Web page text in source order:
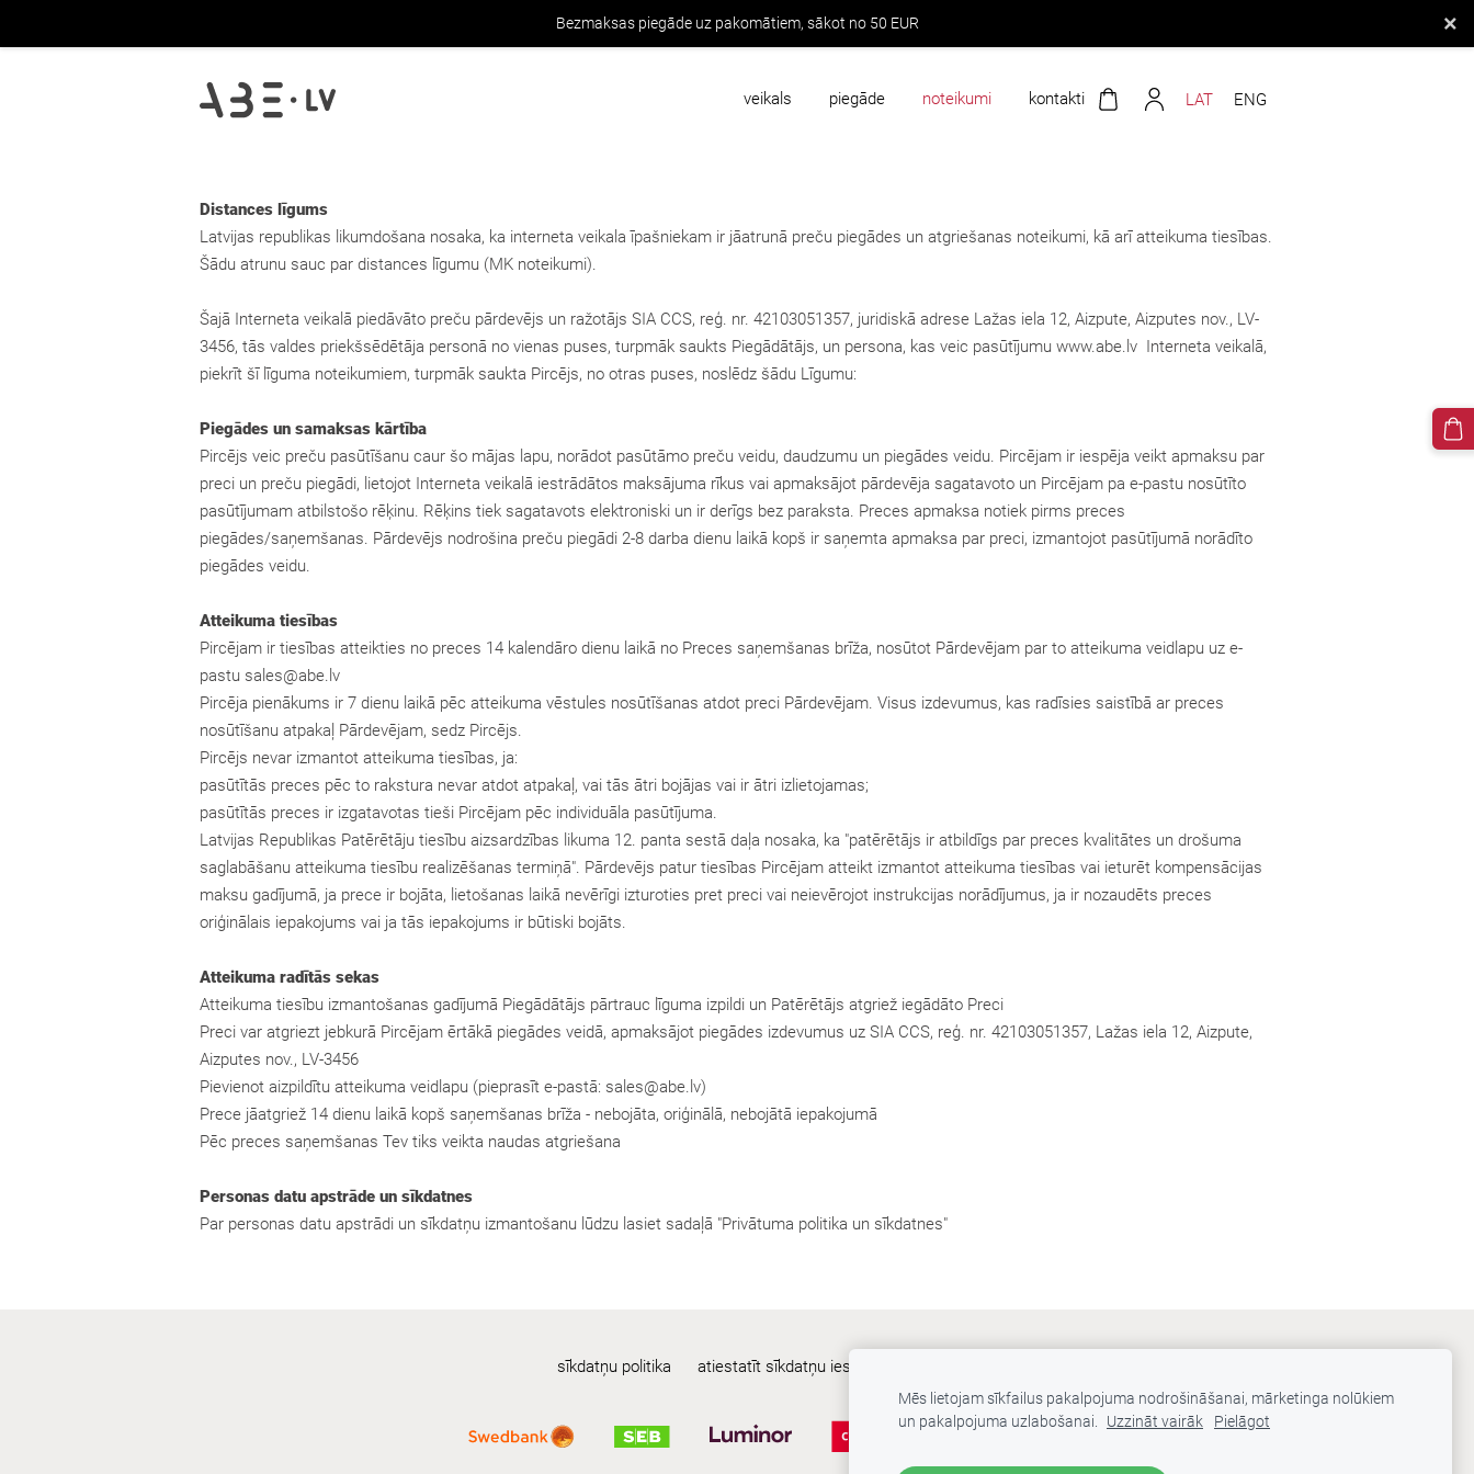
Bezmaksas piegāde uz pakomātiem, sākot no 50 EUR ×
veikals piegāde noteikumi kontakti LAT ENG
Distances līgums
Latvijas republikas likumdošana nosaka, ka interneta veikala īpašniekam ir jāatrunā preču piegādes un atgriešanas noteikumi, kā arī atteikuma tiesības.
Šādu atrunu sauc par distances līgumu (MK noteikumi).
Šajā Interneta veikalā piedāvāto preču pārdevējs un ražotājs SIA CCS, reģ. nr. 42103051357, juridiskā adrese Lažas iela 12, Aizpute, Aizputes nov., LV-
3456, tās valdes priekšsēdētāja personā no vienas puses, turpmāk saukts Piegādātājs, un persona, kas veic pasūtījumu www.abe.lv Interneta veikalā,
piekrīt šī līguma noteikumiem, turpmāk saukta Pircējs, no otras puses, noslēdz šādu Līgumu:
Piegādes un samaksas kārtība
Pircējs veic preču pasūtīšanu caur šo mājas lapu, norādot pasūtāmo preču veidu, daudzumu un piegādes veidu. Pircējam ir iespēja veikt apmaksu par
preci un preču piegādi, lietojot Interneta veikalā iestrādātos maksājuma rīkus vai apmaksājot pārdevēja sagatavoto un Pircējam pa e-pastu nosūtīto
pasūtījumam atbilstošo rēķinu. Rēķins tiek sagatavots elektroniski un ir derīgs bez paraksta. Preces apmaksa notiek pirms preces
piegādes/saņemšanas. Pārdevējs nodrošina preču piegādi 2-8 darba dienu laikā kopš ir saņemta apmaksa par preci, izmantojot pasūtījumā norādīto
piegādes veidu.
Atteikuma tiesības
Pircējam ir tiesības atteikties no preces 14 kalendāro dienu laikā no Preces saņemšanas brīža, nosūtot Pārdevējam par to atteikuma veidlapu uz e-
pastu sales@abe.lv
Pircēja pienākums ir 7 dienu laikā pēc atteikuma vēstules nosūtīšanas atdot preci Pārdevējam. Visus izdevumus, kas radīsies saistībā ar preces
nosūtīšanu atpakaļ Pārdevējam, sedz Pircējs.
Pircējs nevar izmantot atteikuma tiesības, ja:
pasūtītās preces pēc to rakstura nevar atdot atpakaļ, vai tās ātri bojājas vai ir ātri izlietojamas;
pasūtītās preces ir izgatavotas tieši Pircējam pēc individuāla pasūtījuma.
Latvijas Republikas Patērētāju tiesību aizsardzības likuma 12. panta sestā daļa nosaka, ka "patērētājs ir atbildīgs par preces kvalitātes un drošuma
saglabāšanu atteikuma tiesību realizēšanas termiņā". Pārdevējs patur tiesības Pircējam atteikt izmantot atteikuma tiesības vai ieturēt kompensācijas
maksu gadījumā, ja prece ir bojāta, lietošanas laikā nevērīgi izturoties pret preci vai neievērojot instrukcijas norādījumus, ja ir nozaudēts preces
oriģinālais iepakojums vai ja tās iepakojums ir būtiski bojāts.
Atteikuma radītās sekas
Atteikuma tiesību izmantošanas gadījumā Piegādātājs pārtrauc līguma izpildi un Patērētājs atgriež iegādāto Preci
Preci var atgriezt jebkurā Pircējam ērtākā piegādes veidā, apmaksājot piegādes izdevumus uz SIA CCS, reģ. nr. 42103051357, Lažas iela 12, Aizpute,
Aizputes nov., LV-3456
Pievienot aizpildītu atteikuma veidlapu (pieprasīt e-pastā: sales@abe.lv)
Prece jāatgriež 14 dienu laikā kopš saņemšanas brīža - nebojāta, oriģinālā, nebojātā iepakojumā
Pēc preces saņemšanas Tev tiks veikta naudas atgriešana
Personas datu apstrāde un sīkdatnes
Par personas datu apstrādi un sīkdatņu izmantošanu lūdzu lasiet sadaļā "Privātuma politika un sīkdatnes"
sīkdatņu politika atiestatīt sīkdatņu iestatījumus
Mēs lietojam sīkfailus pakalpojuma nodrošināšanai, mārketinga nolūkiem
un pakalpojuma uzlabošanai.
Uzzināt vairāk Pielāgot